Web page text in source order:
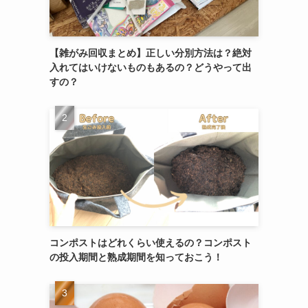
【雑がみ回収まとめ】正しい分別方法は？絶対
入れてはいけないものもあるの？どうやって出
すの？
コンポストはどれくらい使えるの？コンポスト
の投入期間と熟成期間を知っておこう！